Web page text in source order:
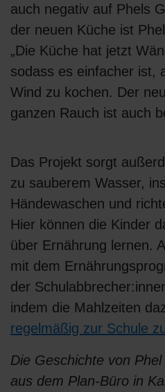
auch negativ auf Phels
der neuen Küche ist
„Die Küche hat jetzt
sodass es einfacher ist,
Wind zu kochen. Der
ganzen Rauch ist auch
Das Projekt sorgt
zu sauberem Wasser,
Händewaschen und
Hier können die Kinder
über Ernährung lernen.
mit dem
der
indem die Mahlzeiten
regelmäßig zur Schule
Die Geschichte von
aus dem Plan-Büro in